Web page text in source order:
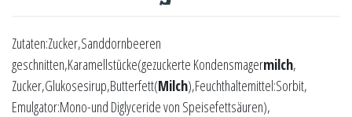
Zutaten:Zucker,Sanddornbeeren
geschnitten,Karamellstücke(gezuckerte Kondensmagermilch,
Zucker,Glukosesirup,Butterfett(Milch),Feuchthaltemittel:Sorbit,
Emulgator:Mono-und Diglyceride von Speisefettsäuren),